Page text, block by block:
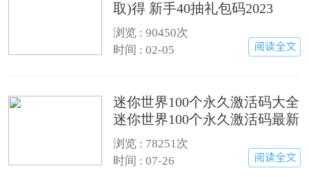
取)得 新手40抽礼包码2023
浏览 : 90450次
时间 : 02-05
迷你世界100个永久激活码大全
迷你世界100个永久激活码最新
版(有效)
浏览 : 78251次
时间 : 07-26